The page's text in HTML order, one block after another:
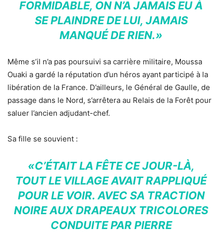
FORMIDABLE, ON N’A JAMAIS EU À
SE PLAINDRE DE LUI, JAMAIS
MANQUÉ DE RIEN.»
Même s’il n’a pas poursuivi sa carrière militaire, Moussa
Ouaki a gardé la réputation d’un héros ayant participé à la
libération de la France. D’ailleurs, le Général de Gaulle, de
passage dans le Nord, s’arrêtera au Relais de la Forêt pour
saluer l’ancien adjudant-chef.
Sa fille se souvient :
«C’ÉTAIT LA FÊTE CE JOUR-LÀ,
TOUT LE VILLAGE AVAIT RAPPLIQUÉ
POUR LE VOIR. AVEC SA TRACTION
NOIRE AUX DRAPEAUX TRICOLORES
CONDUITE PAR PIERRE